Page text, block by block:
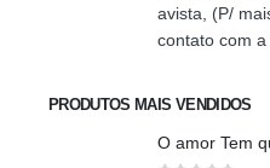
avista, (P/
contato com a
PRODUTOS MAIS VENDIDOS
O amor Tem